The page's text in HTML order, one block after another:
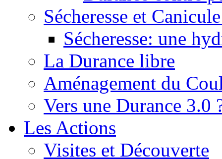
Sécheresse et
Sécheresse: une
La Durance libre
Aménagement du
Vers une Durance 3.0
Les Actions
Visites et Découverte